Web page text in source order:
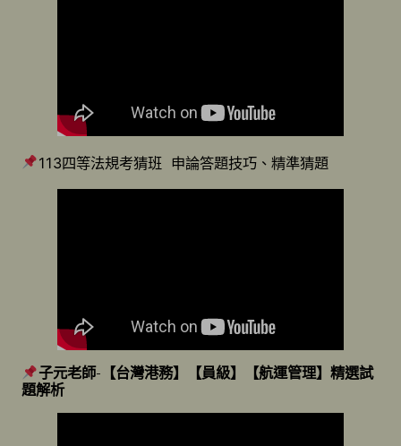
113四等法規考猜班 申論答題技巧、精準猜題
子元老師-【台灣港務】【員級】【航運管理】精選試
題解析